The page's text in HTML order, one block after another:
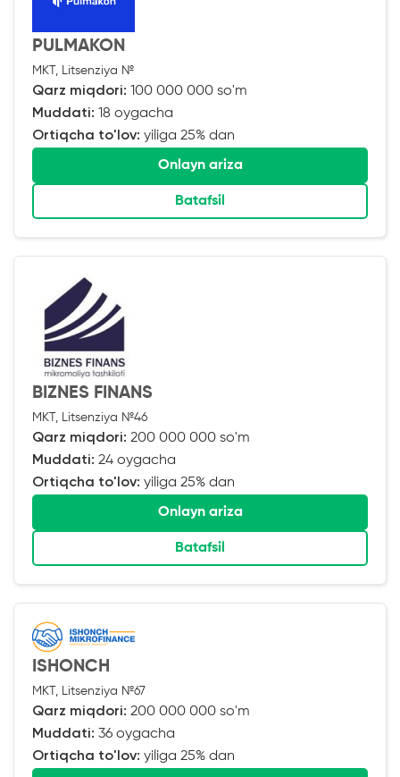
PULMAKON
MKT, Litsenziya №
Qarz miqdori: 100 000 000 so'm
Muddati: 18 oygacha
Ortiqcha to'lov: yiliga 25% dan
Onlayn ariza
Batafsil
BIZNES FINANS
MKT, Litsenziya №46
Qarz miqdori: 200 000 000 so'm
Muddati: 24 oygacha
Ortiqcha to'lov: yiliga 25% dan
Onlayn ariza
Batafsil
ISHONCH
MKT, Litsenziya №67
Qarz miqdori: 200 000 000 so'm
Muddati: 36 oygacha
Ortiqcha to'lov: yiliga 25% dan